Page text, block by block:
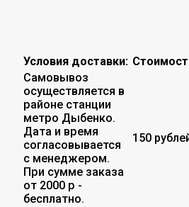
Условия доставки:
Самовывоз
осуществляется в
районе станции
метро Дыбенко.
Дата и время
согласовывается
с менеджером.
При сумме заказа
от 2000 р -
бесплатно.
150